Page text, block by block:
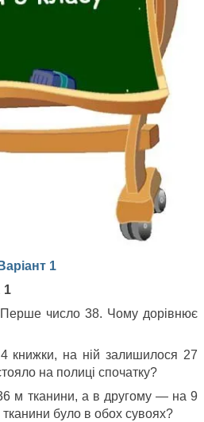
Варіант 1
1
число 38. Чому дорівнює
книжки, на ній залишилося 27
на полиці спочатку?
м тканини, а в другому — на 9
було в обох сувоях?